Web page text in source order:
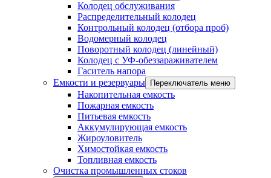
Колодец обслуживания
Распределительный колодец
Контрольный колодец (отбора проб)
Водомерный колодец
Поворотный колодец (линейный)
Колодец с УФ-обеззараживателем
Гаситель напора
Емкости и резервуары
Переключатель меню
Накопительная емкость
Пожарная емкость
Питьевая емкость
Аккумулирующая емкость
Жироуловитель
Химостойкая емкость
Топливная емкость
Очистка промышленных стоков